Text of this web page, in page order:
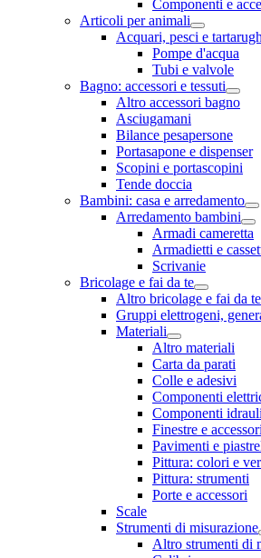
Componenti e
Articoli per animali
Acquari, pesci e
Pompe d'acqua
Tubi e valvole
Bagno: accessori e tessuti
Altro accessori bagno
Asciugamani
Bilance pesapersone
Portasapone e dispenser
Scopini e portascopini
Tende doccia
Bambini: casa e arredamento
Arredamento bambini
Armadi cameretta
Armadietti e
Scrivanie
Bricolage e fai da te
Altro bricolage e fai da te
Gruppi elettrogeni,
Materiali
Altro materiali
Carta da parati
Colle e adesivi
Componenti
Componenti
Finestre e accessori
Pavimenti e
Pittura: colori e
Pittura: strumenti
Porte e accessori
Scale
Strumenti di misurazione
Altro strumenti di